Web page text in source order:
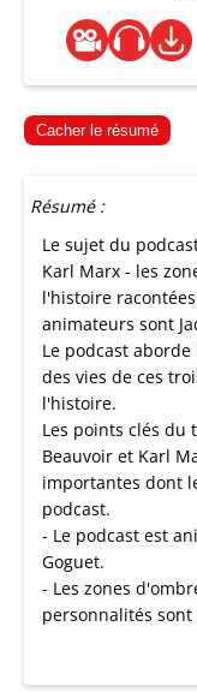
Cacher le résumé
Résumé :
Le sujet du
Karl Marx - les
l'histoire
animateurs sont
Le podcast
des vies de ces
l'histoire.
Les points clés du
Beauvoir et Karl
importantes dont
podcast.
- Le podcast est
Goguet.
- Les zones
personnalités